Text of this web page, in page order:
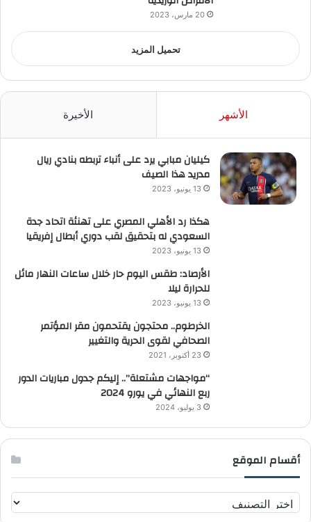
20 مارس، 2023
تحميل المزيد
الأشهر الأخيرة
كيليان مبابي يرد على أنباء تربطه بنادي ريال
مدريد هذا الصيف
13 يونيو، 2023
هكذا رد الأهلي المصري على تهنئة اتحاد جدة
السعودي له بتحقيق لقب دوري أبطال إفريقيا
13 يونيو، 2023
الأرصاد: طقس اليوم حار خلال ساعات النهار مائل
للحرارة ليلا
13 يونيو، 2023
الخرطوم.. محتجون يقتحمون مقر المؤتمر
الصحافي لقوى الحرية والتغيير
23 أكتوبر، 2021
“مواجهات مشتعلة”.. إليكم جدول مباريات الدور
ربع النهائي في يورو 2024
3 يوليو، 2024
أقسام الموقع
ق